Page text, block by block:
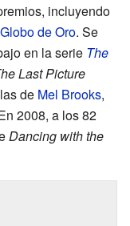
incluyendo
Globo de Oro. Se
en la serie The
Last Picture
de Mel Brooks,
2008, a los 82
Dancing with the